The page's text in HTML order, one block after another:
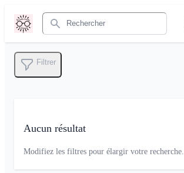
Rechercher
Filtrer
Aucun résultat
Modifiez les filtres pour élargir votre recherche.